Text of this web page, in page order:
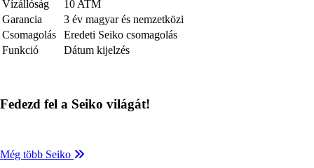
Vízállóság
10 ATM
Garancia
3 év magyar és nemzetközi
Csomagolás
Eredeti Seiko csomagolás
Funkció
Dátum kijelzés
Fedezd fel a Seiko világát!
Még több Seiko